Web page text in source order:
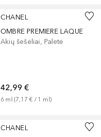
CHANEL
OMBRE PREMIERE LAQUE
Akių šešėliai, Paletė
42,99 €
6 ml (7,17 € / 1 ml)
CHANEL